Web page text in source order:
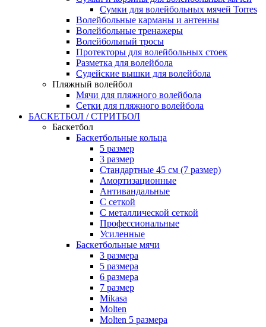
Сумки для волейбольных мячей Torres
Волейбольные карманы и антенны
Волейбольные тренажеры
Волейбольный тросы
Протекторы для волейбольных стоек
Разметка для волейбола
Судейские вышки для волейбола
Пляжный волейбол
Мячи для пляжного волейбола
Сетки для пляжного волейбола
БАСКЕТБОЛ / СТРИТБОЛ
Баскетбол
Баскетбольные кольца
5 размер
3 размер
Стандартные 45 см (7 размер)
Амортизационные
Антивандальные
С сеткой
С металлической сеткой
Профессиональные
Усиленные
Баскетбольные мячи
3 размера
5 размера
6 размера
7 размер
Mikasa
Molten
Molten 5 размера